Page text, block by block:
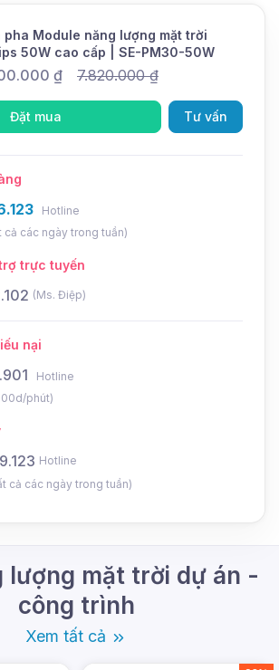
2 năm
6-8 giờ
> 12 giờ
Cảm biến ánh sáng
Module năng lượng mặt trời
50W cao cấp | SE-PM30-50W
₫ 7.820.000₫
Đặt mua Tư vấn
Hotline
các ngày trong tuần)
trực tuyến
(Ms. Điệp)
nại
Hotline
phút)
Hotline
cả các ngày trong tuần)
lượng mặt trời dự án -
công trình
Xem tất cả